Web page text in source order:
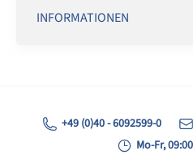
INFORMATIONEN
+49 (0)40 - 6092599-0
Mo-Fr,